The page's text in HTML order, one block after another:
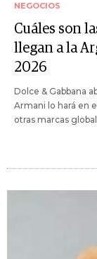
NEGOCIOS
Cuáles son
llegan a la
2026
Dolce & Gabbana
Armani lo hará en
otras marcas